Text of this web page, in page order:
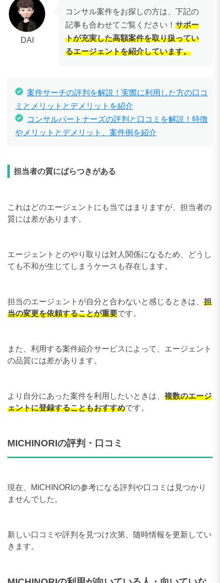
DAI
コンサル案件をお探しの方は、下記の
記事も合わせてご覧ください！ サポー
トが充実した高額案件を取り扱ってい
るエージェントを紹介しています。
案件サーチの評判を解説！実際に利用した方の口コ
ミとメリットとデメリットを紹介
コンサルパートナーズの評判と口コミを解説！特徴
やメリットとデメリット、案件例を紹介
担当者の質にばらつきがある
これはどのエージェントにも当てはまりますが、担当者の
質には差があります。
エージェントとのやり取りは対人関係になるため、どうし
ても不和が生じてしまうケースも存在します。
担当のエージェントが自分と合わないと感じるときは、 担
当の変更を依頼することが重要です。
また、利用する案件紹介サービスによって、エージェント
の品質には差があります。
より自分にあった案件を利用したいときは、 複数のエージ
ェントに登録することもおすすめです。
MICHINORIの評判・口コミ
現在、MICHINORIの参考になる評判や口コミは見つかり
ませんでした。
新しい口コミや評判を見つけ次第、随時情報を更新してい
きます。